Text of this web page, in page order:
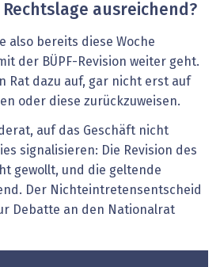
ausreichend?
also bereits diese Woche
der BÜPF-Revision weiter geht.
Rat dazu auf, gar nicht erst auf
oder diese zurückzuweisen.
auf das Geschäft nicht
signalisieren: Die Revision des
gewollt, und die geltende
Der Nichteintretensentscheid
Debatte an den Nationalrat